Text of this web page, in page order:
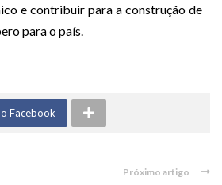
e contribuir para a construção de
para o país.
Facebook
Próximo artigo